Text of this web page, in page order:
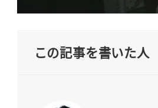
この記事を書いた人